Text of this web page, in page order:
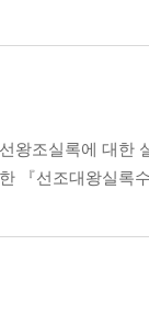
왕조실록에 대한
『선조대왕실록